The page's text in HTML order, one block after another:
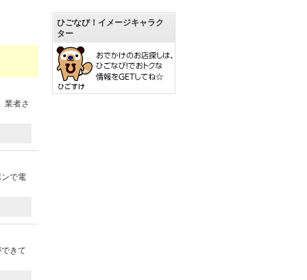
業者さ
で電
きて
ひごなび！イメージキャラク
ター